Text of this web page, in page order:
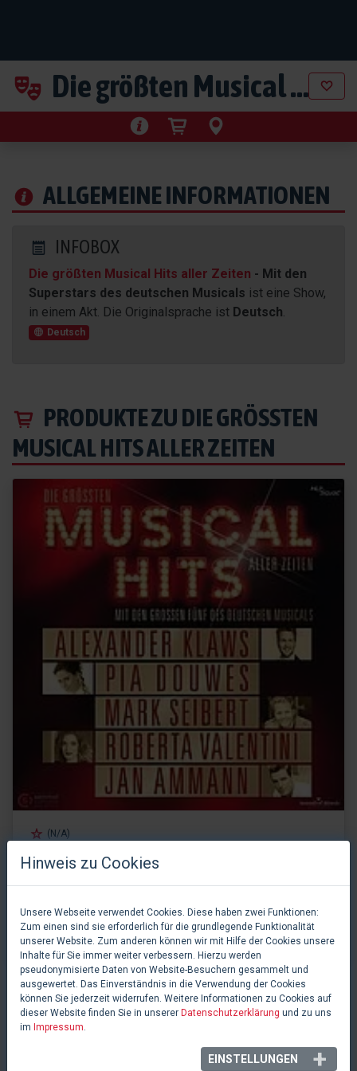
Die größten Musical Hits aller Zeiten
ALLGEMEINE INFORMATIONEN
INFOBOX
Die größten Musical Hits aller Zeiten - Mit den
Superstars des deutschen Musicals ist eine Show,
in einem Akt. Die Originalsprache ist Deutsch.
Deutsch
PRODUKTE ZU DIE GRÖSSTEN M
USICAL HITS ALLER ZEITEN
(N/A)
Informationen & Kaufen
PRODUKTIONEN
Hinweis zu Cookies
Unsere Webseite verwendet Cookies. Diese haben zwei Funktionen:
Zum einen sind sie erforderlich für die grundlegende Funktionalität
unserer Website. Zum anderen können wir mit Hilfe der Cookies unsere
Inhalte für Sie immer weiter verbessern. Hierzu werden
pseudonymisierte Daten von Website-Besuchern gesammelt und
ausgewertet. Das Einverständnis in die Verwendung der Cookies
können Sie jederzeit widerrufen. Weitere Informationen zu Cookies auf
dieser Website finden Sie in unserer Datenschutzerklärung und zu uns
im Impressum.
EINSTELLUNGEN